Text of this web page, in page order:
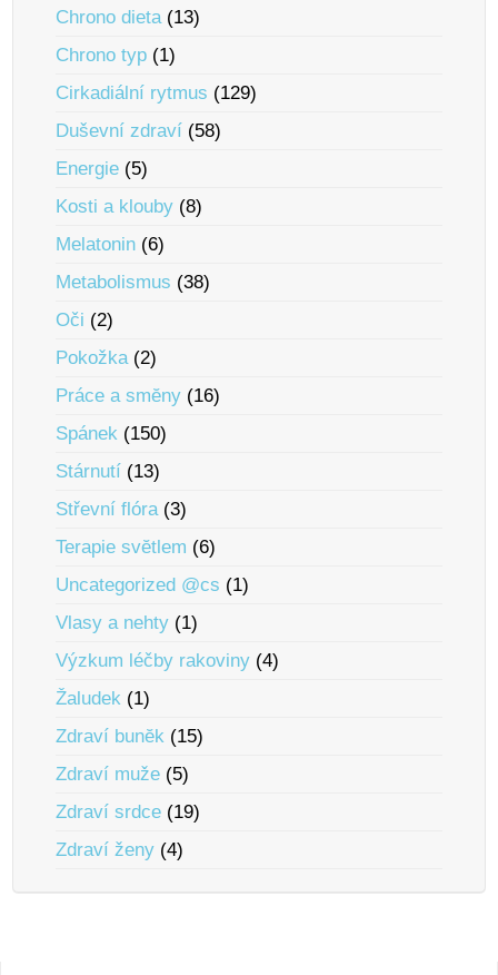
Chrono dieta(13)
Chrono typ (1)
Cirkadiální rytmus (129)
Duševní zdraví (58)
Energie (5)
Kosti a klouby (8)
Melatonin (6)
Metabolismus (38)
Oči (2)
Pokožka(2)
Práce a smĕny (16)
Spánek (150)
Stárnutí (13)
Střevní flóra(3)
Terapie svĕtlem (6)
Uncategorized @cs (1)
Vlasy a nehty (1)
Výzkum léčby rakoviny (4)
Žaludek (1)
Zdraví bunĕk (15)
Zdraví muže (5)
Zdraví srdce (19)
Zdraví ženy (4)